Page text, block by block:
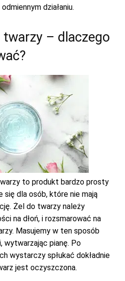
działaniu.
twarzy – dlaczego
to produkt bardzo prosty
się dla osób, które nie mają
Żel do twarzy należy
na dłoń, i rozsmarować na
Masujemy w ten sposób
wytwarzając pianę. Po
wystarczy spłukać dokładnie
jest oczyszczona.